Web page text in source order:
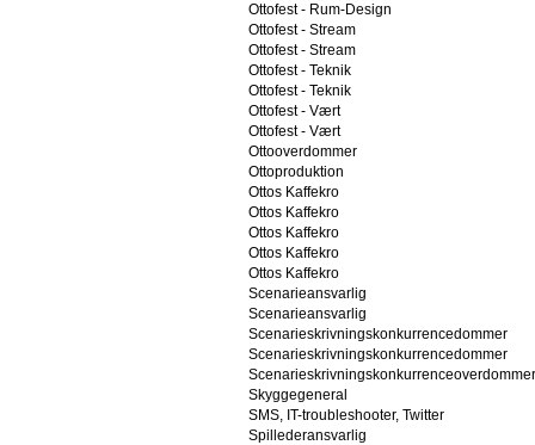
Ottofest - Rum-Design
Ottofest - Stream
Ottofest - Stream
Ottofest - Teknik
Ottofest - Teknik
Ottofest - Vært
Ottofest - Vært
Ottooverdommer
Ottoproduktion
Ottos Kaffekro
Ottos Kaffekro
Ottos Kaffekro
Ottos Kaffekro
Ottos Kaffekro
Scenarieansvarlig
Scenarieansvarlig
Scenarieskrivningskonkurrencedommer
Scenarieskrivningskonkurrencedommer
Scenarieskrivningskonkurrenceoverdommer
Skyggegeneral
SMS, IT-troubleshooter, Twitter
Spillederansvarlig